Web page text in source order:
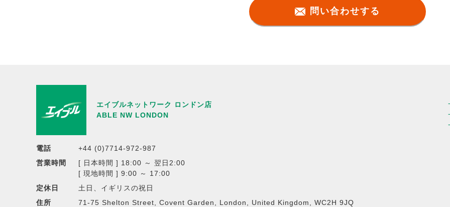
問い合わせする
エイブルネットワーク ロンドン店
ABLE NW LONDON
電話
+44 (0)7714-972-987
営業時間
[ 日本時間 ] 18:00 ～ 翌日2:00
[ 現地時間 ] 9:00 ～ 17:00
定休日
土日、イギリスの祝日
住所
71-75 Shelton Street, Covent Garden, London, United Kingdom, WC2H 9JQ